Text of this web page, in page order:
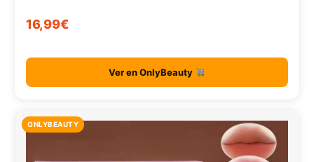
16,99€
Ver en OnlyBeauty
ONLYBEAUTY